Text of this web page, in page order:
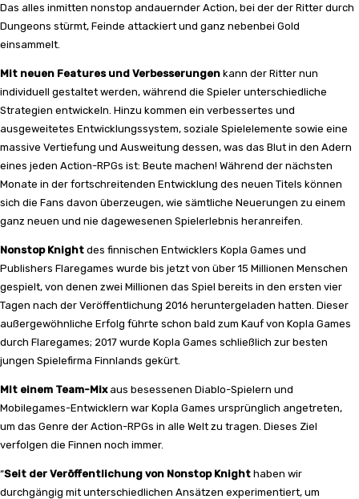
Das alles inmitten nonstop andauernder Action, bei der der Ritter durch
Dungeons stürmt, Feinde attackiert und ganz nebenbei Gold
einsammelt.
Mit neuen Features und Verbesserungen kann der Ritter nun
individuell gestaltet werden, während die Spieler unterschiedliche
Strategien entwickeln. Hinzu kommen ein verbessertes und
ausgeweitetes Entwicklungssystem, soziale Spielelemente sowie eine
massive Vertiefung und Ausweitung dessen, was das Blut in den Adern
eines jeden Action-RPGs ist: Beute machen! Während der nächsten
Monate in der fortschreitenden Entwicklung des neuen Titels können
sich die Fans davon überzeugen, wie sämtliche Neuerungen zu einem
ganz neuen und nie dagewesenen Spielerlebnis heranreifen.
Nonstop Knight des finnischen Entwicklers Kopla Games und
Publishers Flaregames wurde bis jetzt von über 15 Millionen Menschen
gespielt, von denen zwei Millionen das Spiel bereits in den ersten vier
Tagen nach der Veröffentlichung 2016 heruntergeladen hatten. Dieser
außergewöhnliche Erfolg führte schon bald zum Kauf von Kopla Games
durch Flaregames; 2017 wurde Kopla Games schließlich zur besten
jungen Spielefirma Finnlands gekürt.
Mit einem Team-Mixaus besessenen Diablo-Spielern und
Mobilegames-Entwicklern war Kopla Games ursprünglich angetreten,
um das Genre der Action-RPGs in alle Welt zu tragen. Dieses Ziel
verfolgen die Finnen noch immer.
“Seit der Veröffentlichung von Nonstop Knight haben wir
durchgängig mit unterschiedlichen Ansätzen experimentiert, um